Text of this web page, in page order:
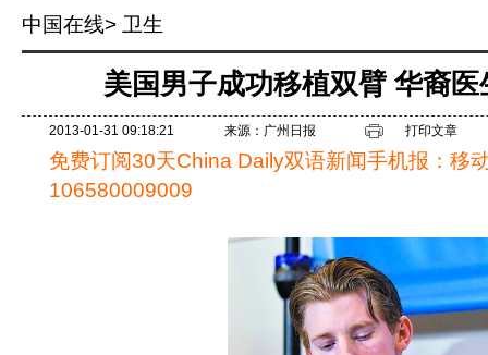
中国在线> 卫生
美国男子成功移植双臂 华裔
2013-01-31 09:18:21 来源：广州日报 打印文章
免费订阅30天China Daily双语新闻手机报：移
106580009009